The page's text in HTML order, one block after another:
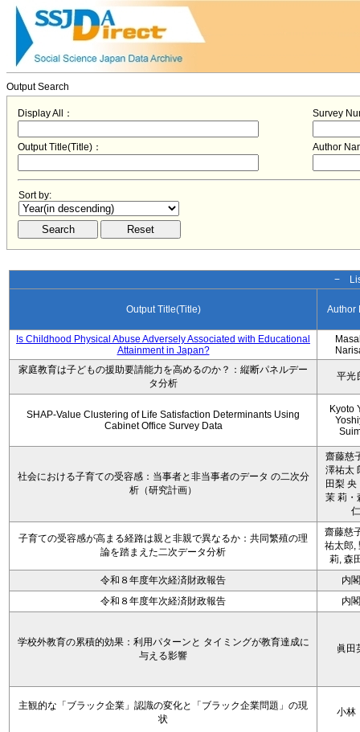
Output Search
Display All： Survey
Output Title(Title)： Author
Sort by:
−
Output Title(Title) Author
Is Childhood Physical Abuse Adversely Associated with Educational
Attainment in Japan?
家庭教育は子どもの援助要請能力を高めるのか？：縦断パネルデー
タ分析
平光
SHAP-Value Clustering of Life Satisfaction Determinants Using
Cabinet Office Survey Data
Kyoto
社会における子育ての受容感：当事者と非当事者のデータ の二次分
析（研究計画）
齋藤慈
澤祐太
田梨 央
茉 莉・
仁
子育ての受容感が高まる経路は親と非親で異なるか：共同繁殖の理
論を踏まえた二次データ分析
齋藤慈
祐太郎,
莉, 森
令和８年度年次経済財政報告
内
令和８年度年次経済財政報告
内
学校外教育の累積的効果：利用パターンと タイミングが教育達成に
与える影響
眞田
主観的な「ブラック企業」認識の変化と「ブラック企業問題」の現
状
小